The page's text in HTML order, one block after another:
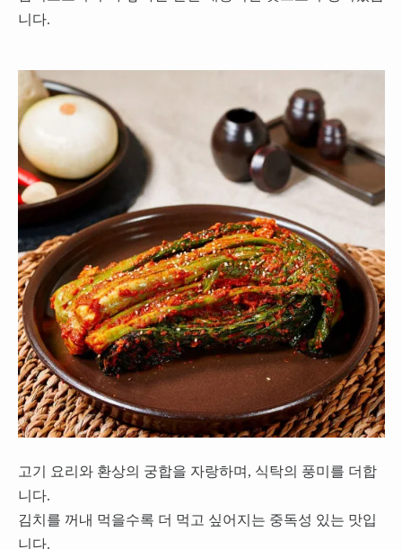
니다.
고기 요리와 환상의 궁합을 자랑하며, 식탁의 풍미를 더합
니다.
김치를 꺼내 먹을수록 더 먹고 싶어지는 중독성 있는 맛입
니다.